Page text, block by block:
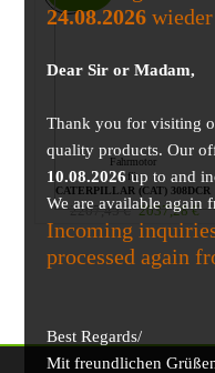
24.08.2026
Dear Sir or Madam,
Thank you for visiting
quality products. Our
10.08.2026up to and
We are available again
Incoming
processed again
Best Regards/
Mit freundlichen
Fahrmotor
für
CATERPILLAR (CAT) 308DCR
2207,45€ 2037,28€